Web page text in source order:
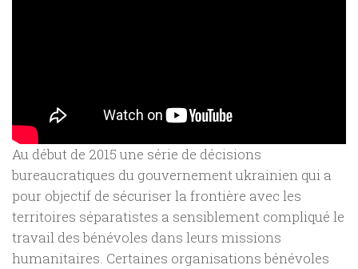
Au début de 2015 une série de décisions
bureaucratiques du gouvernement ukrainien qui a
pour objectif de sécuriser la frontière avec les
territoires séparatistes a sensiblement compliqué le
travail des bénévoles dans leurs missions
humanitaires. Certaines organisations bénévoles